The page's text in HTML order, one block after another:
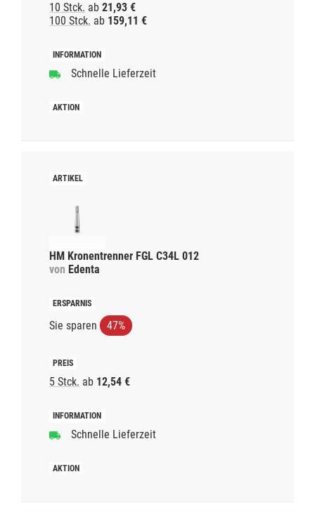
10 Stck. ab 21,93 €
100 Stck. ab 159,11 €
Schnelle Lieferzeit
HM Kronentrenner FGL C34L 012
von Edenta
Sie sparen 47%
5 Stck. ab 12,54 €
Schnelle Lieferzeit